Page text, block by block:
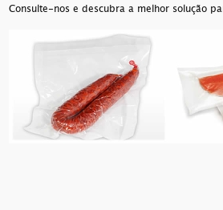
Consulte-nos e descubra a melhor solução